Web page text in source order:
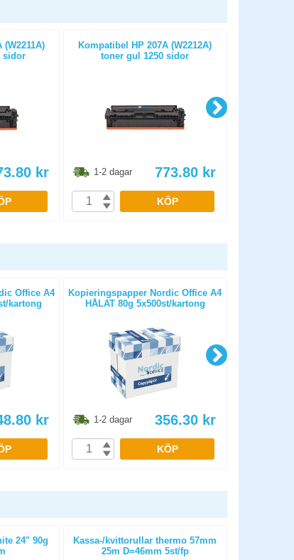
sidor
kr
Kompatibel HP 207A (W2212A)
toner gul 1250 sidor
1-2 dagar 773.80 kr
KÖP
Office A4
kartong
kr
Kopieringspapper Nordic Office A4
HÅLAT 80g 5x500st/kartong
1-2 dagar 356.30 kr
KÖP
24" 90g
Kassa-/kvittorullar thermo 57mm
25m D=46mm 5st/fp